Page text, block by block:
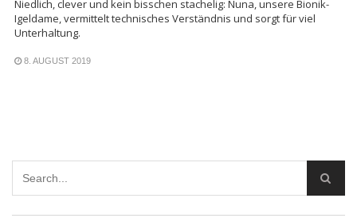
Niedlich, clever und kein bisschen stachelig: Nuna, unsere Bionik-
Igeldame, vermittelt technisches Verständnis und sorgt für viel
Unterhaltung.
8. AUGUST 2019